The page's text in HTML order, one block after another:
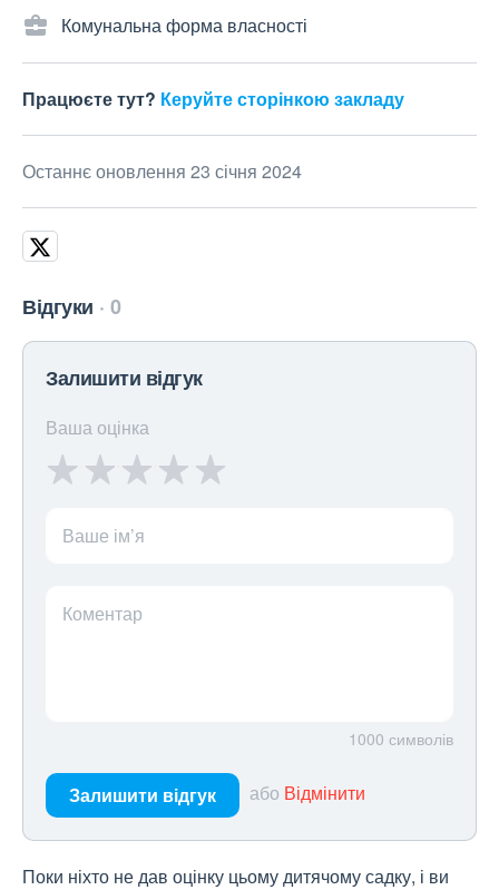
Комунальна форма власності
Працюєте тут? Керуйте сторінкою закладу
Останнє оновлення 23 січня 2024
Відгуки 0
Залишити відгук
Ваша оцінка
Ваше ім’я
Коментар
1000 символів
Залишити відгук або Відмінити
Поки ніхто не дав оцінку цьому дитячому садку, і ви